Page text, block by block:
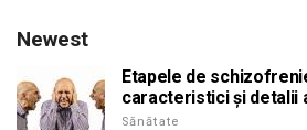
Newest
Etapele de
caracteristici și detalii
Sănătate